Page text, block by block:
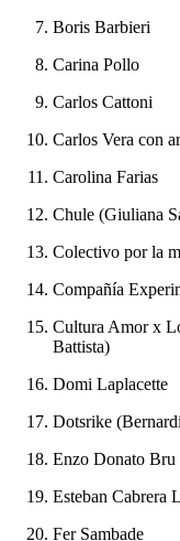
Boris Barbieri
Carina Pollo
Carlos Cattoni
Carlos Vera con
Carolina Farias
Chule (Giuliana
Colectivo por la
Compañía
Cultura Amor x
Battista)
Domi Laplacette
Dotsrike
Enzo Donato Bru
Esteban Cabrera
Fer Sambade